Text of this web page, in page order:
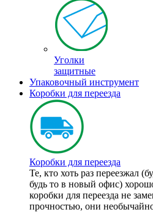
Уголки
защитные
Упаковочный инструмент
Коробки для переезда
Коробки для переезда
Те, кто хоть раз переезжал
будь то в новый офис)
коробки для переезда не
прочностью, они